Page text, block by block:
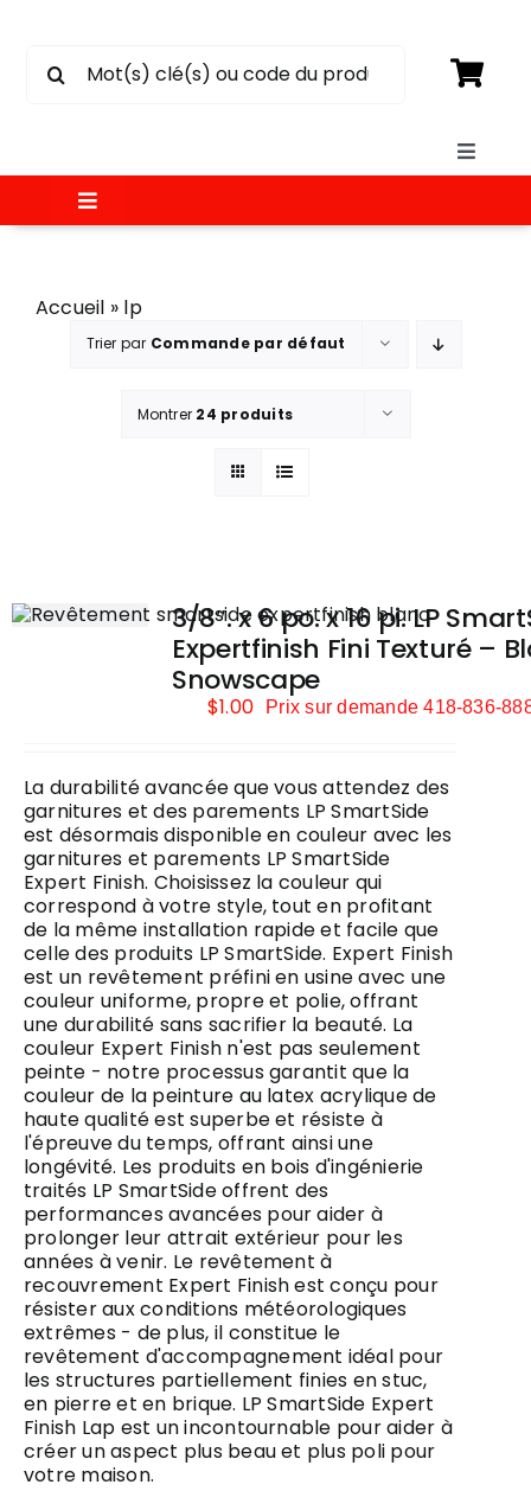
Toggle
SOUMISSION
Toggle
QUINCAILLERIE ET OUTILLAGE
POÊLES ET FOYERS
PLOMBERIE
COUVRE-PLANCHER
Accueil » lp
Trier par Commande par défaut
Montrer 24 produits
3/8″. x 6 po. x 16 pi. LP
Expertfinish Fini Texturé –
Snowscape
$1.00 Prix sur demande 418-836-
La durabilité avancée que vous attendez des
garnitures et des parements LP SmartSide
est désormais disponible en couleur avec les
garnitures et parements LP SmartSide
Expert Finish. Choisissez la couleur qui
correspond à votre style, tout en profitant
de la même installation rapide et facile que
celle des produits LP SmartSide. Expert Finish
est un revêtement préfini en usine avec une
couleur uniforme, propre et polie, offrant
une durabilité sans sacrifier la beauté. La
couleur Expert Finish n'est pas seulement
peinte - notre processus garantit que la
couleur de la peinture au latex acrylique de
haute qualité est superbe et résiste à
l'épreuve du temps, offrant ainsi une
longévité. Les produits en bois d'ingénierie
traités LP SmartSide offrent des
performances avancées pour aider à
prolonger leur attrait extérieur pour les
années à venir. Le revêtement à
recouvrement Expert Finish est conçu pour
résister aux conditions météorologiques
extrêmes - de plus, il constitue le
revêtement d'accompagnement idéal pour
les structures partiellement finies en stuc,
en pierre et en brique. LP SmartSide Expert
Finish Lap est un incontournable pour aider à
créer un aspect plus beau et plus poli pour
votre maison.